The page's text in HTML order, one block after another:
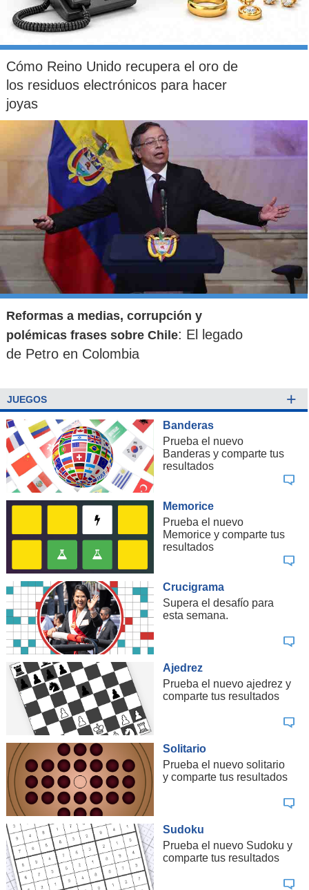
Cómo Reino Unido recupera el oro de
los residuos electrónicos para hacer
joyas
Reformas a medias, corrupción y
polémicas frases sobre Chile: El legado
de Petro en Colombia
JUEGOS +
Banderas
Prueba el nuevo
Banderas y comparte tus
resultados
Memorice
Prueba el nuevo
Memorice y comparte tus
resultados
Crucigrama
Supera el desafío para
esta semana.
Ajedrez
Prueba el nuevo ajedrez y
comparte tus resultados
Solitario
Prueba el nuevo solitario
y comparte tus resultados
Sudoku
Prueba el nuevo Sudoku y
comparte tus resultados